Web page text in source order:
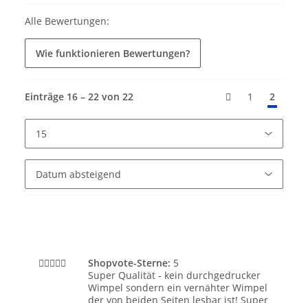
Alle Bewertungen:
Wie funktionieren Bewertungen?
Einträge 16 – 22 von 22 1 2
Shopvote-Sterne: 5
Super Qualität - kein durchgedrucker
Wimpel sondern ein vernähter Wimpel
der von beiden Seiten lesbar ist! Super